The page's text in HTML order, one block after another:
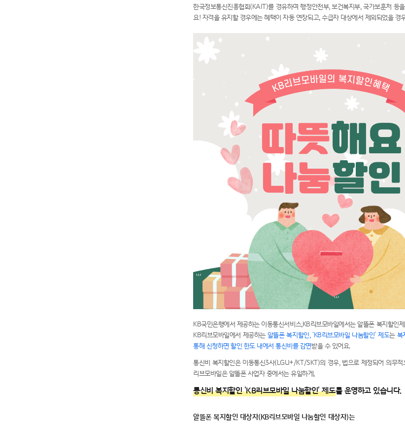
한국정보통신진흥협회(KAIT)를 경유하여 행정안전부, 보건복지부, 국가보훈처 등
요! 자격을 유지할 경우에는 혜택이 자동 연장되고, 수급자 대상에서 제외되었을 경
KB국민은행에서 제공하는 이동통신서비스,KB리브모바일에서는 알뜰폰 복지할인
KB리브모바일에서 제공하는 알뜰폰 복지할인, 'KB리브모바일 나눔할인' 제도는 복
통해 신청하면 할인 한도 내에서 통신비를 감면받을 수 있어요.
통신비 복지할인은 이동통신3사(LGU+/KT/SKT)의 경우, 법으로 제정되어 의무적
리브모바일은 알뜰폰 사업자 중에서는 유일하게,
통신비 복지할인 'KB리브모바일 나눔할인' 제도를 운영하고 있습니다.
알뜰폰 복지할인 대상자(KB리브모바일 나눔할인 대상자)는